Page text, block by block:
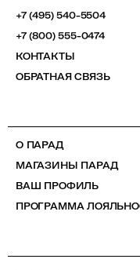
+7 (495) 540-5504
+7 (800) 555-0474
КОНТАКТЫ
ОБРАТНАЯ СВЯЗЬ
О ПАРАД
МАГАЗИНЫ ПАРАД
ВАШ ПРОФИЛЬ
ПРОГРАММА